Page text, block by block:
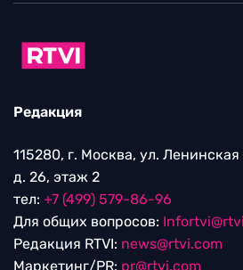
Редакция
115280, г. Москва, ул. Ленинская
д. 26, этаж 2
тел: +7 (499) 579-86-96
Для общих вопросов:
Редакция RTVI: news@rtvi.com
Маркетинг/PR: pr@rtvi.com